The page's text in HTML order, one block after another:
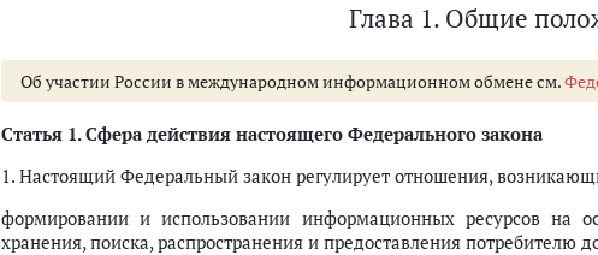
Глава 1. Общие
Об участии России в международном информационном обмене см.
Статья 1.Сфера действия настоящего Федерального закона
1. Настоящий Федеральный закон регулирует отношения,
формировании и использовании информационных ресурсов на
хранения, поиска, распространения и предоставления